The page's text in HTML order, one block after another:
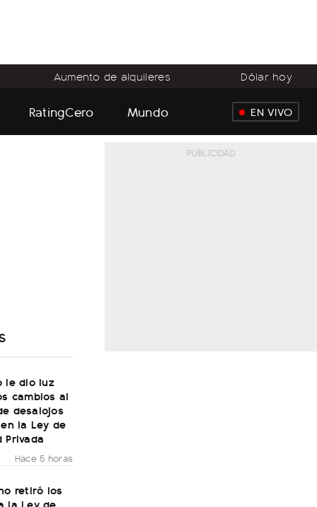
Aumento de alquileres Dólar hoy
RatingCero Mundo EN VIVO
le dio luz
cambios al
desalojos
la Ley de
Privada
Hace 5 horas
retiró los
la Ley de